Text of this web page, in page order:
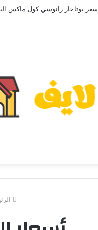
سعر بوتاجاز زانوسي كول ماكس اليوم